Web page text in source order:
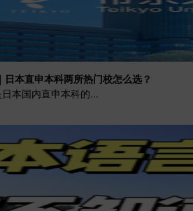
本直申本科两所热门校怎么选？
本国内直申本科的...